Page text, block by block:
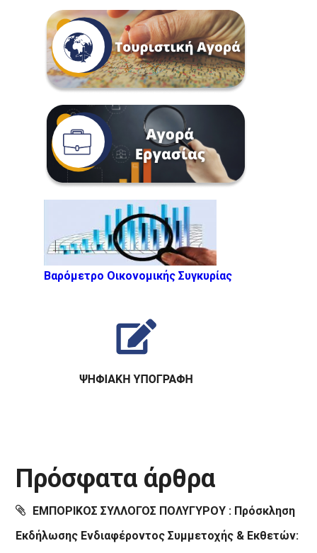
Βαρόμετρο Οικονομικής Συγκυρίας
Πρόσφατα άρθρα
ΕΜΠΟΡΙΚΟΣ ΣΥΛΛΟΓΟΣ ΠΟΛΥΓΥΡΟΥ : Πρόσκληση
Εκδήλωσης Ενδιαφέροντος Συμμετοχής & Εκθετών: